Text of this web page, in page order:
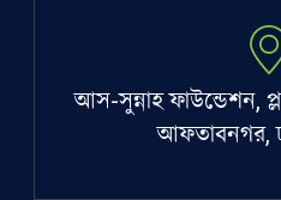
আস-সুন্নাহ ফাউন্ডেশন,
আফতাবনগর,